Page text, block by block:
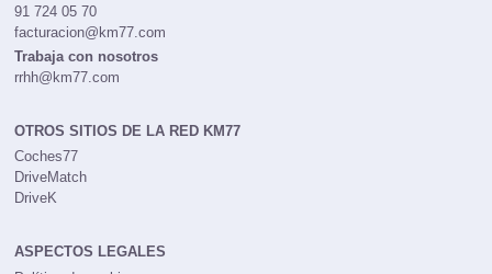
91 724 05 70
facturacion@km77.com
Trabaja con nosotros
rrhh@km77.com
OTROS SITIOS DE LA RED KM77
Coches77
DriveMatch
DriveK
ASPECTOS LEGALES